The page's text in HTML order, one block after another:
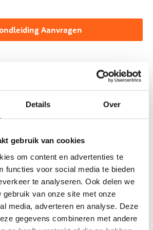
Details Over
gebruik van cookies
om content en advertenties te
functies voor social media te bieden
te analyseren. Ook delen we
gebruik van onze site met onze
media, adverteren en analyse. Deze
gegevens combineren met andere
Aanvragen
volop uitgedaagd om zich verder te
doen ze vervolgens eigenlijk
speelse manier.
noemen we dat bij UniKidz.
liefdevolle begeleiding van ons
van onze kinderen door
die bij hun leeftijd passen.
tussen actieve en ontspannende
als buiten. Deze leeftijdsfase is
kinderen hebben inmiddels